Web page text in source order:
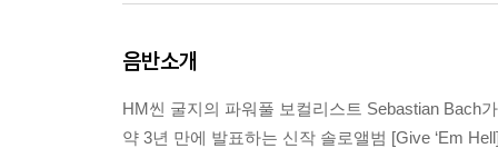
음반소개
HM씬 굴지의 파워풀 보컬리스트 Sebastian Bach가
약 3년 만에 발표하는 신작 솔로앨범 [Give ‘Em